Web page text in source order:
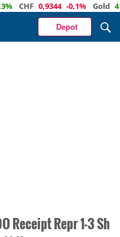
CHF 0,9344 -0,1% Gold 4 342
Depot
Receipt Repr 1-3 Sh